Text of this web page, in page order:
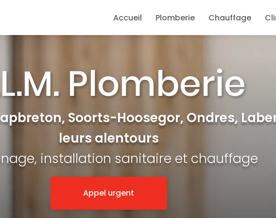
Accueil
Plomberie Chauffage
Soorts-Hoosegor, Ondres,
leurs alentours
installation sanitaire et chauffage
Appel urgent